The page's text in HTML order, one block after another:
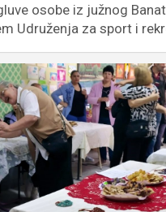
osobe iz južnog
Udruženja za sport i